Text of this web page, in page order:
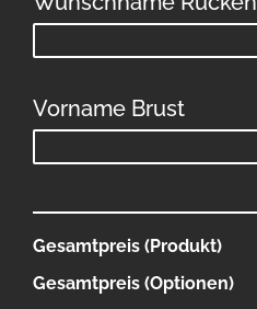
Vorname Brust
Gesamtpreis (Produkt)
Gesamtpreis (Optionen)